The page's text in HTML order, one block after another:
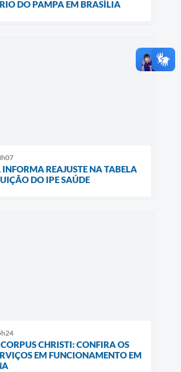
DO PAMPA EM BRASÍLIA
INFORMA REAJUSTE NA TABELA
DO IPE SAÚDE
CHRISTI: CONFIRA OS
EM FUNCIONAMENTO EM